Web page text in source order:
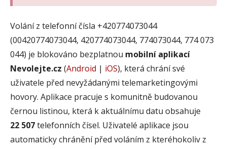
Volání z telefonní čísla +420774073044
(00420774073044, 420774073044, 774073044, 774 073
044) je blokováno bezplatnou mobilní aplikací
Nevolejte.cz (Android | iOS), která chrání své
uživatele před nevyžádanými telemarketingovými
hovory. Aplikace pracuje s komunitně budovanou
černou listinou, která k aktuálnímu datu obsahuje
22 507telefonních čísel. Uživatelé aplikace jsou
automaticky chránění před voláním z kteréhokoliv z